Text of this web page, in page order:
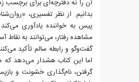
آن را نه دفترچه‌ای برای برچسب
پیس به خواننده یادآوری
مشاهده رفتار، می‌توانند به نقاط
گفت‌وگو و رابطه سالم تأکید
اما این کتاب هشدار می‌دهد که
گرفتن، نام‌گذاری خشونت و